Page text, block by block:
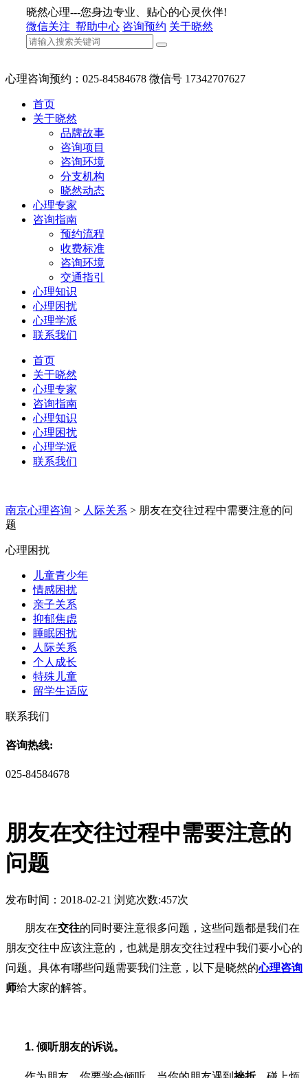
晓然心理---您身边专业、贴心的心灵伙伴!
微信关注 帮助中心 咨询预约 关于晓然
心理咨询预约：025-84584678 微信号 17342707627
首页
关于晓然
品牌故事
咨询项目
咨询环境
分支机构
晓然动态
心理专家
咨询指南
预约流程
收费标准
咨询环境
交通指引
心理知识
心理困扰
心理学派
联系我们
首页
关于晓然
心理专家
咨询指南
心理知识
心理困扰
心理学派
联系我们
南京心理咨询 > 人际关系 > 朋友在交往过程中需要注意的问
题
心理困扰
儿童青少年
情感困扰
亲子关系
抑郁焦虑
睡眠困扰
人际关系
个人成长
特殊儿童
留学生适应
联系我们
咨询热线:
025-84584678
朋友在交往过程中需要注意的
问题
发布时间：2018-02-21 浏览次数:457次
朋友在交往的同时要注意很多问题，这些问题都是我们在
朋友交往中应该注意的，也就是朋友交往过程中我们要小心的
问题。具体有哪些问题需要我们注意，以下是晓然的心理咨询
师给大家的解答。
1. 倾听朋友的诉说。